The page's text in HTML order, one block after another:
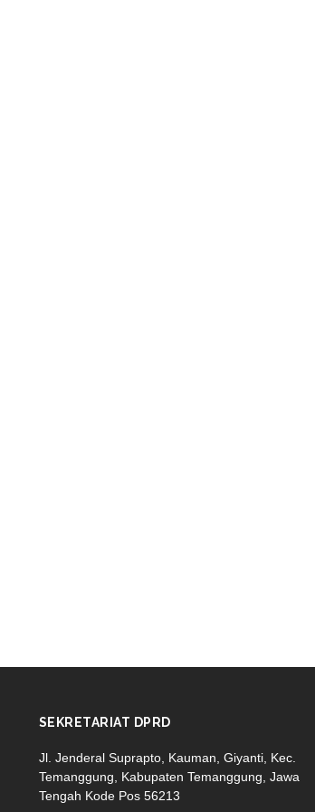
SEKRETARIAT DPRD
Jl. Jenderal Suprapto, Kauman, Giyanti, Kec.
Temanggung, Kabupaten Temanggung, Jawa
Tengah Kode Pos 56213